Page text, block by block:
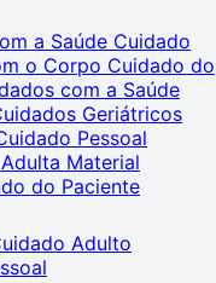
a Saúde Cuidado
o Corpo Cuidado do
com a Saúde
Geriátricos
Pessoal
Material
do Paciente
Adulto